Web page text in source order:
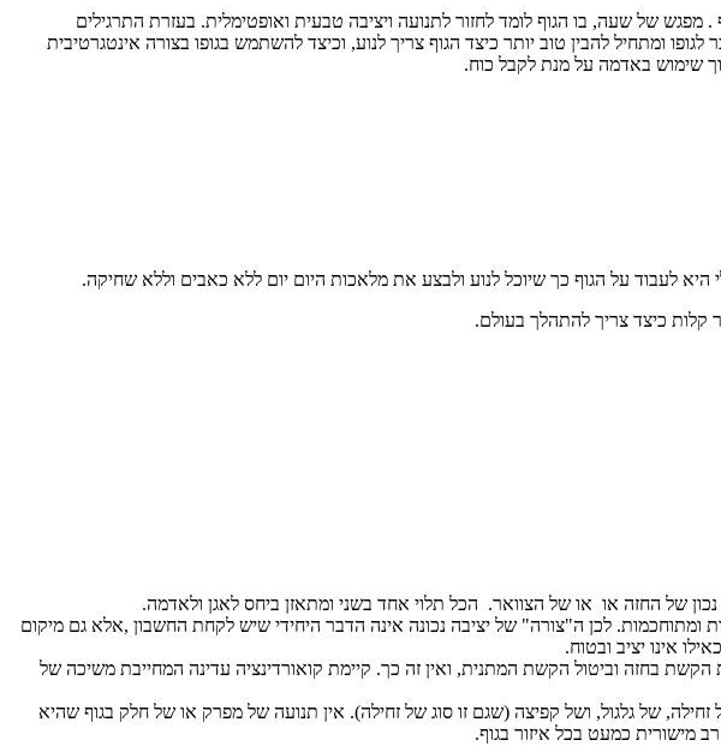
. מפגש של שעה, בו הגוף לומד לחזור לתנועה ויציבה טבעית ואופטימלית. בעזרת התרגילים
ומתחיל להבין טוב יותר כיצד הגוף צריך לנוע, וכיצד להשתמש בגופו בצורה אינטגרטיבית
תוך שימוש באדמה על מנת לקבל כוח.
לעבוד על הגוף כך שיוכל לנוע ולבצע את מלאכות היום יום ללא כאבים וללא שחיקה.
קלות כיצד צריך להתהלך בעולם.
של החזה או או של הצוואר. הכל תלוי אחד בשני ומתאזן ביחס לאגן ולאדמה.
ומתוחכמות. לכן ה"צורה" של יציבה נכונה אינה הדבר היחידי שיש לקחת החשבון ,אלא גם מיקום
אינו יציב ובטוח.
בחזה וביטול הקשת המתנית, ואין זה כך. קיימת קואורדינציה עדינה המחייבת משיכה של
של גלגול, ושל קפיצה (שגם זו סוג של זחילה). אין תנועה של מפרק או של חלק בגוף שהיא
מישורית כמעט בכל איזור בגוף.